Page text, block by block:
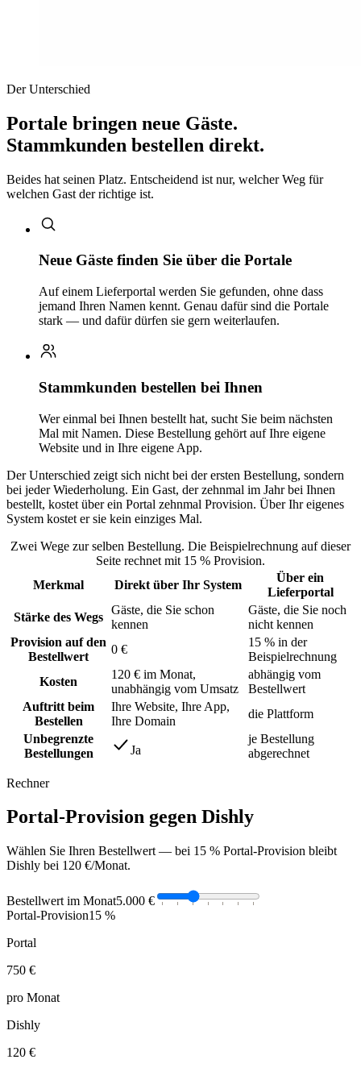
Der Unterschied
Portale bringen neue Gäste.
Stammkunden bestellen direkt.
Beides hat seinen Platz. Entscheidend ist nur, welcher Weg für
welchen Gast der richtige ist.
Neue Gäste finden Sie über die Portale
Auf einem Lieferportal werden Sie gefunden, ohne dass
jemand Ihren Namen kennt. Genau dafür sind die Portale
stark — und dafür dürfen sie gern weiterlaufen.
Stammkunden bestellen bei Ihnen
Wer einmal bei Ihnen bestellt hat, sucht Sie beim nächsten
Mal mit Namen. Diese Bestellung gehört auf Ihre eigene
Website und in Ihre eigene App.
Der Unterschied zeigt sich nicht bei der ersten Bestellung, sondern
bei jeder Wiederholung. Ein Gast, der zehnmal im Jahr bei Ihnen
bestellt, kostet über ein Portal zehnmal Provision. Über Ihr eigenes
System kostet er sie kein einziges Mal.
Zwei Wege zur selben Bestellung. Die Beispielrechnung auf dieser
Seite rechnet mit 15 % Provision.
Merkmal
Direkt über Ihr System
Über ein
Lieferportal
Stärke des Wegs
Gäste, die Sie schon
kennen
Gäste, die Sie noch
nicht kennen
Provision auf den
Bestellwert
0 €
15 % in der
Beispielrechnung
Kosten
120 € im Monat,
unabhängig vom Umsatz
abhängig vom
Bestellwert
Auftritt beim
Bestellen
Ihre Website, Ihre App,
Ihre Domain
die Plattform
Unbegrenzte
Bestellungen
Ja
je Bestellung
abgerechnet
Rechner
Portal-Provision gegen Dishly
Wählen Sie Ihren Bestellwert — bei 15 % Portal-Provision bleibt
Dishly bei 120 €/Monat.
Bestellwert im Monat5.000 €
Portal-Provision15 %
Portal
750 €
pro Monat
Dishly
120 €